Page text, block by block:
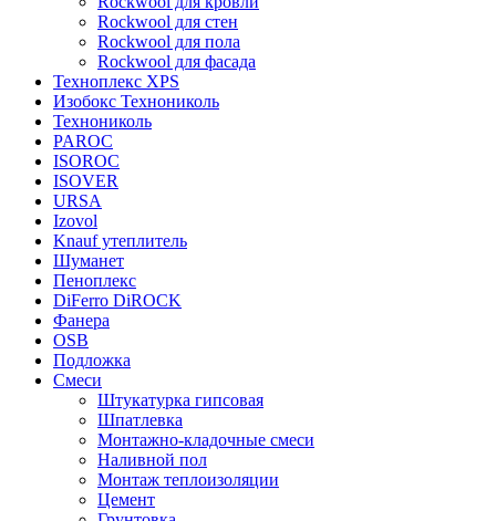
Rockwool для стен
Rockwool для пола
Rockwool для фасада
Техноплекс XPS
Изобокс Технониколь
Технониколь
PAROC
ISOROC
ISOVER
URSA
Izovol
Knauf утеплитель
Шуманет
Пеноплекс
DiFerro DiROCK
Фанера
OSB
Подложка
Смеси
Штукатурка гипсовая
Шпатлевка
Монтажно-кладочные смеси
Наливной пол
Монтаж теплоизоляции
Цемент